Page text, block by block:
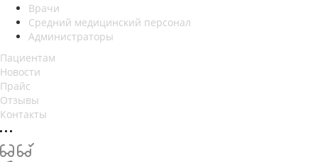
Врачи
Средний медицинский персонал
Администраторы
Пациентам
Новости
Прайс
Отзывы
Контакты